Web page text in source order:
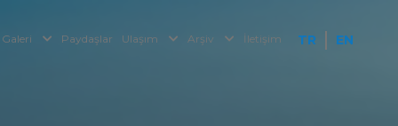
TR EN
Galeri Paydaşlar Ulaşım Arşiv İletişim